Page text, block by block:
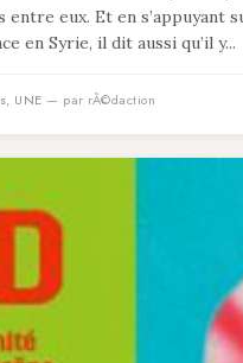
entre eux. Et en s’appuyant
en Syrie, il dit aussi qu’il y...
, UNE — par rÃ©daction